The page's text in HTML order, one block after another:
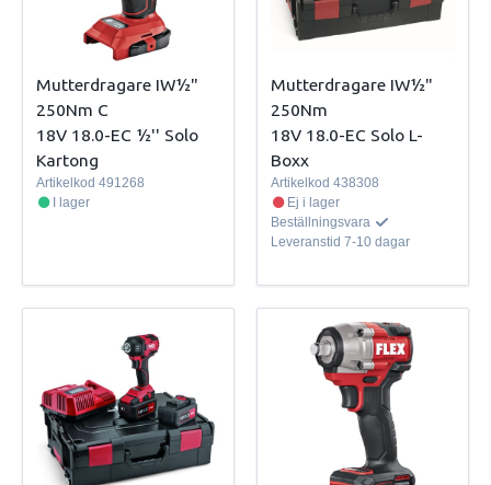
Mutterdragare IW½"
250Nm C
18V 18.0-EC ½'' Solo
Kartong
Artikelkod 491268
I lager
Mutterdragare IW½"
250Nm
18V 18.0-EC Solo L-
Boxx
Artikelkod 438308
Ej i lager
Beställningsvara
Leveranstid 7-10 dagar